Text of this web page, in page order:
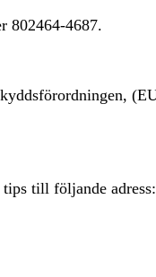
802464-4687.
till följande